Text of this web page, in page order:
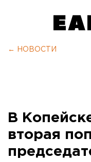
← НОВОСТИ
В
вторая